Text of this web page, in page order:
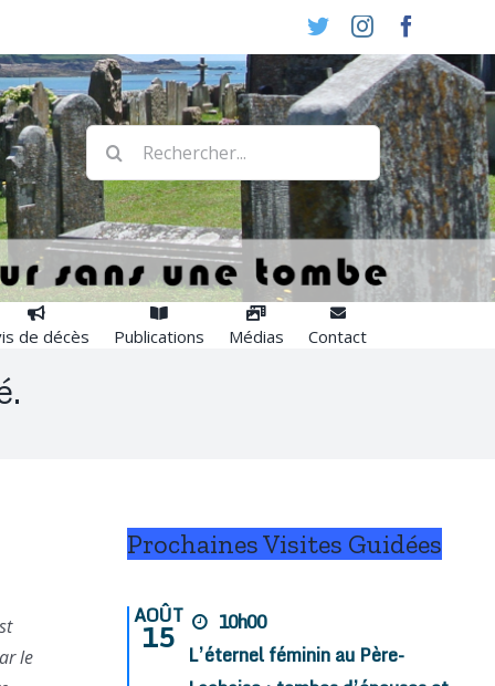
TwitterInstagram
Rechercher:
de décès Publications Médias Contact
le
Prochaines Visites Guidées
AOÛT
15
10h00
L’éternel féminin au Père-